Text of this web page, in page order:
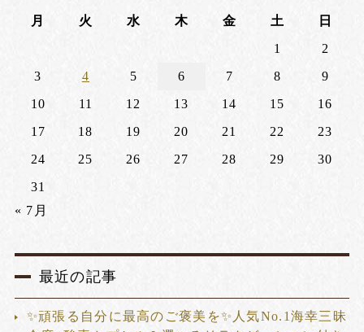
月 火 水 木 金 土
日
1
2
3
4 5 6 7 8
9
10
11 12 13 14 15
16
17
18 19 20 21 22
23
24
25 26 27 28 29
30
31
« 7月
最近の記事
✨頑張る自分に最高のご褒美を✨人気No.1海幸三昧